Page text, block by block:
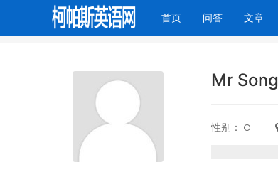
首页(current)
问答 文章
Mr Song
性别：